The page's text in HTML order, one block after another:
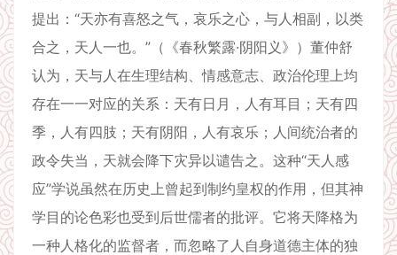
提出：“天亦有喜怒之气，哀乐之心，与人相副，以类
合之，天人一也。”（《春秋繁露·阴阳义》）董仲舒
认为，天与人在生理结构、情感意志、政治伦理上均
存在一一对应的关系：天有日月，人有耳目；天有四
季，人有四肢；天有阴阳，人有哀乐；人间统治者的
政令失当，天就会降下灾异以谴告之。这种“天人感
应”学说虽然在历史上曾起到制约皇权的作用，但其神
学目的论色彩也受到后世儒者的批评。它将天降格为
一种人格化的监督者，而忽略了人自身道德主体的独